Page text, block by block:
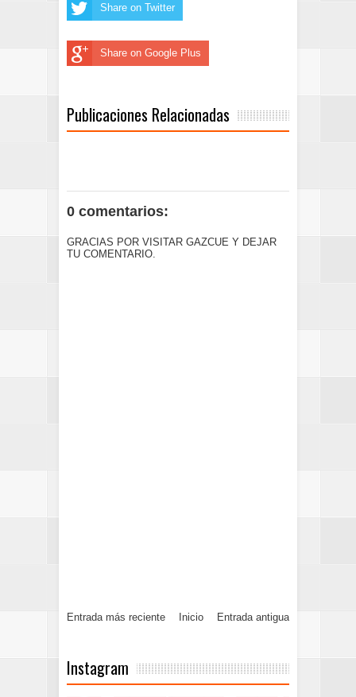
Share on Twitter
Share on Google Plus
Publicaciones Relacionadas
0 comentarios:
GRACIAS POR VISITAR GAZCUE Y DEJAR
TU COMENTARIO.
Entrada más reciente Entrada antigua
Inicio
Instagram